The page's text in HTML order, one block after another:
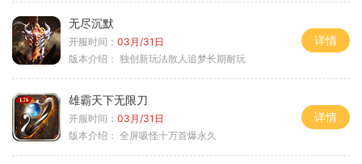
无尽沉默
开服时间： 03月/31日
版本介绍： 独创新玩法散人追梦长期耐玩
详情
雄霸天下无限刀
开服时间： 03月/31日
版本介绍： 全屏吸怪十万首爆永久
详情